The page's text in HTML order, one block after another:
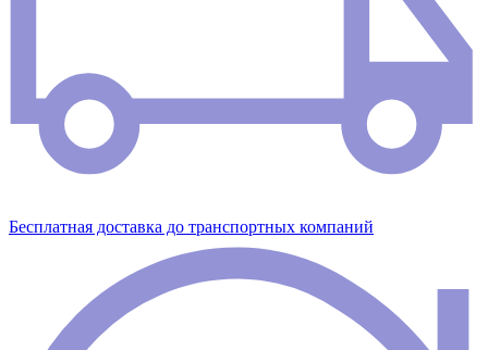
Бесплатная доставка до транспортных компаний